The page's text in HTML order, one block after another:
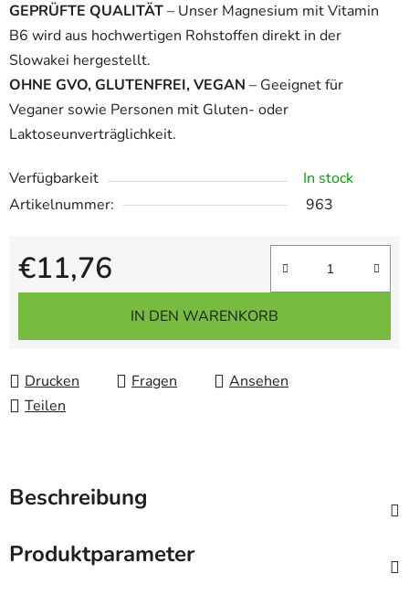
GEPRÜFTE QUALITÄT– Unser Magnesium mit Vitamin
B6 wird aus hochwertigen Rohstoffen direkt in der
Slowakei hergestellt.
OHNE GVO, GLUTENFREI, VEGAN – Geeignet für
Veganer sowie Personen mit Gluten- oder
Laktoseunverträglichkeit.
Verfügbarkeit
In stock
Artikelnummer:
963
€11,76
Verkaufspreis:
IN DEN WARENKORB
Drucken Fragen
Ansehen
Teilen
Beschreibung
Produktparameter